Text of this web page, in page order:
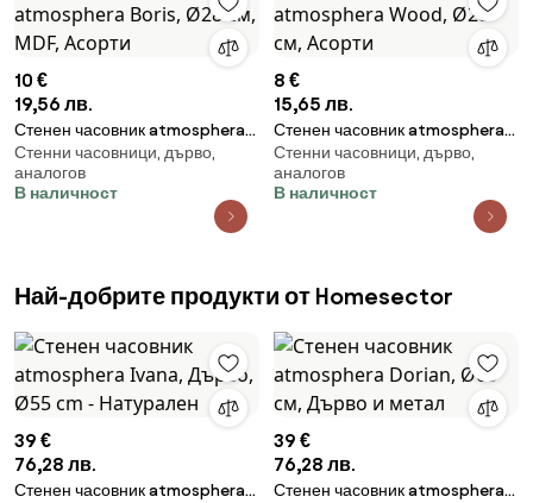
10 €
19,56 лв.
Стенен часовник atmosphera
Boris, Ø28 см, MDF, Асорти
Стенни часовници, дърво,
аналогов
В наличност
8 €
15,65 лв.
Стенен часовник atmosphera
Wood, Ø28 см, Асорти
Стенни часовници, дърво,
аналогов
В наличност
Най-добрите продукти от Homesector
39 €
76,28 лв.
Стенен часовник atmosphera
39 €
76,28 лв.
Стенен часовник atmosphera